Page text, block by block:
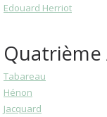
Edouard Herriot
Tabareau
Hénon
Jacquard